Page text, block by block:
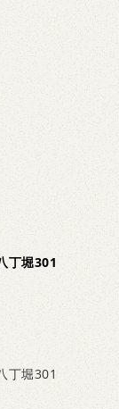
丁堀301
丁堀301